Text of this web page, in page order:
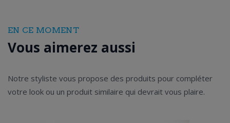
EN CE MOMENT
Vous aimerez aussi
Notre styliste vous propose des produits pour compléter
votre look ou un produit similaire qui devrait vous plaire.